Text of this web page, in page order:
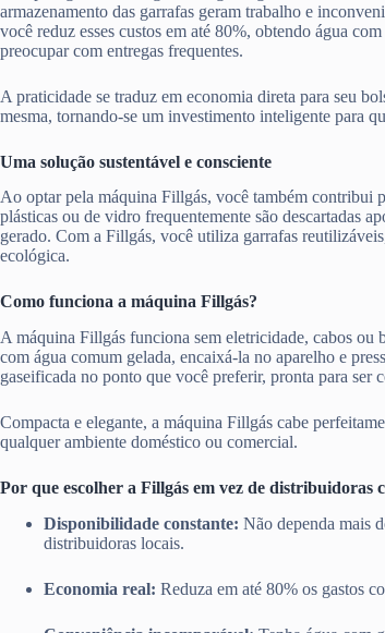
armazenamento das garrafas geram trabalho e
você reduz esses custos em até 80%, obtendo água
preocupar com entregas frequentes.
A praticidade se traduz em economia direta para seu
mesma, tornando-se um investimento inteligente para
Uma solução sustentável e consciente
Ao optar pela máquina Fillgás, você também contribui
plásticas ou de vidro frequentemente são descartadas
gerado. Com a Fillgás, você utiliza garrafas
ecológica.
Como funciona a máquina Fillgás?
A máquina Fillgás funciona sem eletricidade, cabos ou
com água comum gelada, encaixá-la no aparelho e
gaseificada no ponto que você preferir, pronta para ser
Compacta e elegante, a máquina Fillgás cabe
qualquer ambiente doméstico ou comercial.
Por que escolher a Fillgás em vez de distribuidoras
Disponibilidade constante: Não dependa mais
distribuidoras locais.
Economia real: Reduza em até 80% os gastos